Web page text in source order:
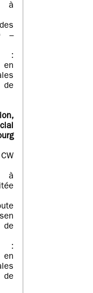
à
–
:
de
,
à
:
de